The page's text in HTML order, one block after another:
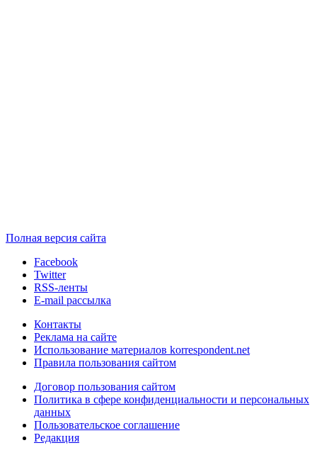
Полная версия сайта
Facebook
Twitter
RSS-ленты
E-mail рассылка
Контакты
Реклама на сайте
Использование материалов korrespondent.net
Правила пользования сайтом
Договор пользования сайтом
Политика в сфере конфиденциальности и персональных
данных
Пользовательское соглашение
Редакция